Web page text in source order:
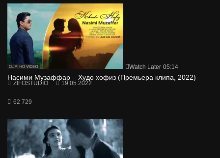
Watch Later 05:14
Насими Музаффар – Худо хофиз (Премьера клипа, 2022)
ZIFOSTUDIO 19.05.2022
62 729